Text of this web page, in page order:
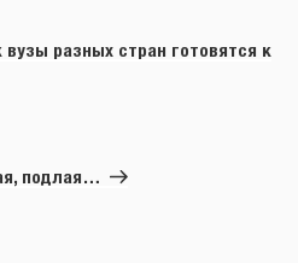
вузы разных стран готовятся к
подлая…